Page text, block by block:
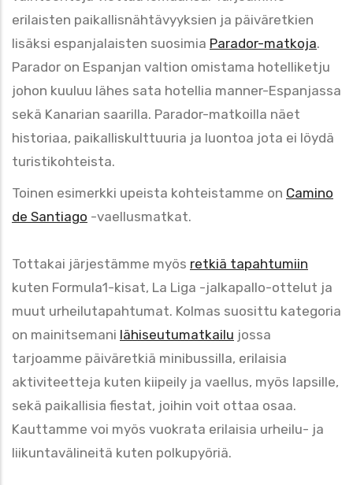
erilaisten paikallisnähtävyyksien ja päiväretkien
lisäksi espanjalaisten suosimia Parador-matkoja.
Parador on Espanjan valtion omistama hotelliketju
johon kuuluu lähes sata hotellia manner-Espanjassa
sekä Kanarian saarilla. Parador-matkoilla näet
historiaa, paikalliskulttuuria ja luontoa jota ei löydä
turistikohteista.
Toinen esimerkki upeista kohteistamme on Camino
de Santiago -vaellusmatkat.
Tottakai järjestämme myös retkiä tapahtumiin
kuten Formula1-kisat, La Liga -jalkapallo-ottelut ja
muut urheilutapahtumat. Kolmas suosittu kategoria
on mainitsemani lähiseutumatkailu jossa
tarjoamme päiväretkiä minibussilla, erilaisia
aktiviteetteja kuten kiipeily ja vaellus, myös lapsille,
sekä paikallisia fiestat, joihin voit ottaa osaa.
Kauttamme voi myös vuokrata erilaisia urheilu- ja
liikuntavälineitä kuten polkupyöriä.